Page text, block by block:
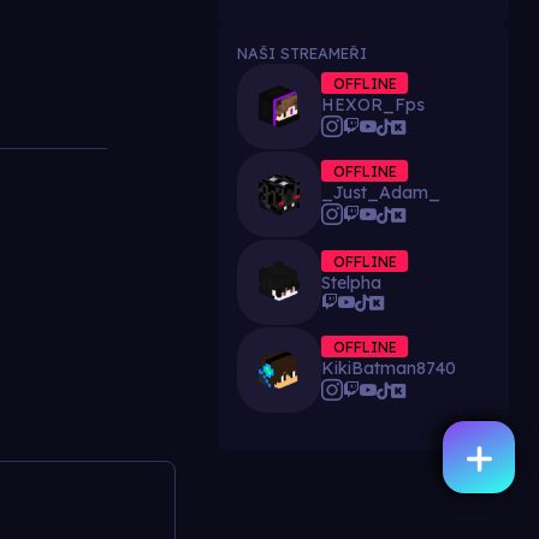
NAŠI STREAMEŘI
OFFLINE
HEXOR_Fps
OFFLINE
_Just_Adam_
OFFLINE
Stelpha
OFFLINE
KikiBatman8740